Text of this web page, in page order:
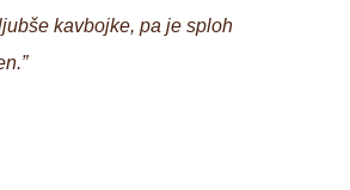
kavbojke, pa je sploh